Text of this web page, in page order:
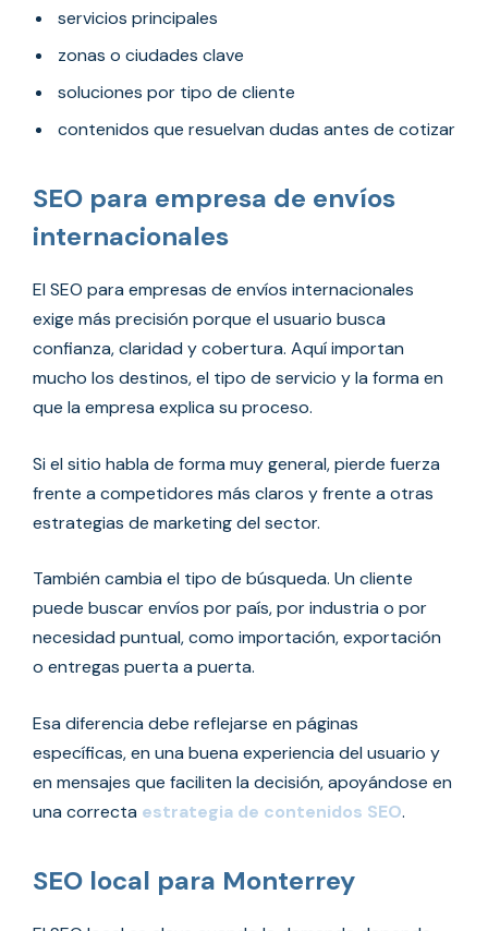
servicios principales
zonas o ciudades clave
soluciones por tipo de cliente
contenidos que resuelvan dudas antes de cotizar
SEO para empresa de envíos
internacionales
El SEO para empresas de envíos internacionales
exige más precisión porque el usuario busca
confianza, claridad y cobertura. Aquí importan
mucho los destinos, el tipo de servicio y la forma en
que la empresa explica su proceso.
Si el sitio habla de forma muy general, pierde fuerza
frente a competidores más claros y frente a otras
estrategias de marketing del sector.
También cambia el tipo de búsqueda. Un cliente
puede buscar envíos por país, por industria o por
necesidad puntual, como importación, exportación
o entregas puerta a puerta.
Esa diferencia debe reflejarse en páginas
específicas, en una buena experiencia del usuario y
en mensajes que faciliten la decisión, apoyándose en
una correcta estrategia de contenidos SEO.
SEO local para Monterrey